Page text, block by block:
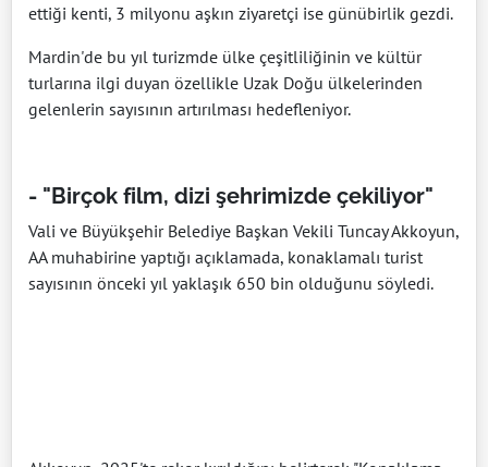
ettiği kenti, 3 milyonu aşkın ziyaretçi ise günübirlik gezdi.
Mardin'de bu yıl turizmde ülke çeşitliliğinin ve kültür
turlarına ilgi duyan özellikle Uzak Doğu ülkelerinden
gelenlerin sayısının artırılması hedefleniyor.
- "Birçok film, dizi şehrimizde çekiliyor"
Vali ve Büyükşehir Belediye Başkan Vekili Tuncay Akkoyun,
AA muhabirine yaptığı açıklamada, konaklamalı turist
sayısının önceki yıl yaklaşık 650 bin olduğunu söyledi.